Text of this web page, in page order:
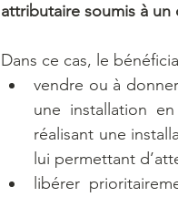
attributaire soumis à un
Dans ce cas, le
vendre ou à
une installation
réalisant une
lui permettant
libérer